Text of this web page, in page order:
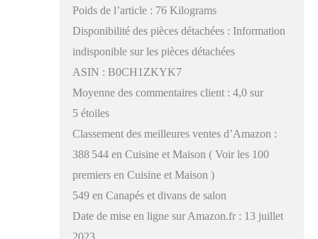
Poids de l’article : 76 Kilograms
Disponibilité des pièces détachées : Information
indisponible sur les pièces détachées
ASIN : B0CH1ZKYK7
Moyenne des commentaires client : 4,0 sur
5 étoiles
Classement des meilleures ventes d’Amazon :
388 544 en Cuisine et Maison ( Voir les 100
premiers en Cuisine et Maison )
549 en Canapés et divans de salon
Date de mise en ligne sur Amazon.fr : 13 juillet
2023